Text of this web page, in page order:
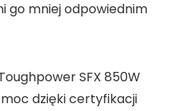
go mniej odpowiednim
SFX 850W
dzięki certyfikacji